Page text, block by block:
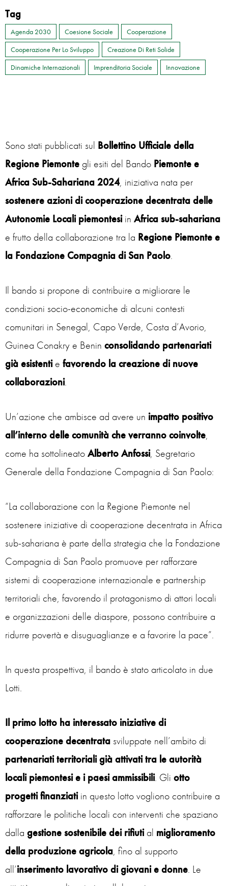
Tag
Agenda 2030 Coesione Sociale
Cooperazione
Cooperazione Per Lo Sviluppo
Creazione Di Reti Solide
Dinamiche Internazionali
Imprenditoria Sociale Innovazione
Sono stati pubblicati sul Bollettino Ufficiale della
Regione Piemonte gli esiti del Bando Piemonte e
Africa Sub-Sahariana 2024, iniziativa nata per
sostenere azioni di cooperazione decentrata delle
Autonomie Locali piemontesiin Africa sub-sahariana
e frutto della collaborazione tra la Regione Piemonte e
la Fondazione Compagnia di San Paolo.
Il bando si propone di contribuire a migliorare le
condizioni socio-economiche di alcuni contesti
comunitari in Senegal, Capo Verde, Costa d’Avorio,
Guinea Conakry e Benin consolidando partenariati
già esistentie favorendo la creazione di nuove
collaborazioni.
Un’azione che ambisce ad avere un impatto positivo
all’interno delle comunità che verranno coinvolte,
come ha sottolineatoAlberto Anfossi, Segretario
Generale della Fondazione Compagnia di San Paolo:
“La collaborazione con la Regione Piemonte nel
sostenere iniziative di cooperazione decentrata in Africa
sub-sahariana è parte della strategia che la Fondazione
Compagnia di San Paolo promuove per rafforzare
sistemi di cooperazione internazionale e partnership
territoriali che, favorendo il protagonismo di attori locali
e organizzazioni delle diaspore, possono contribuire a
ridurre povertà e disuguaglianze e a favorire la pace”.
In questa prospettiva, il bando è stato articolato in due
Lotti.
Il primo lotto ha interessato iniziative di
cooperazionedecentrata sviluppate nell’ambito di
partenariati territorialigià attivatitra le autorità
locali piemontesi e i paesi ammissibili. Gli otto
progetti finanziatiin questo lotto vogliono contribuire a
rafforzare le politiche locali con interventi che spaziano
dalla gestione sostenibile dei rifiutial miglioramento
della produzione agricola, fino al supporto
all’inserimento lavorativo di giovani e donne. Le